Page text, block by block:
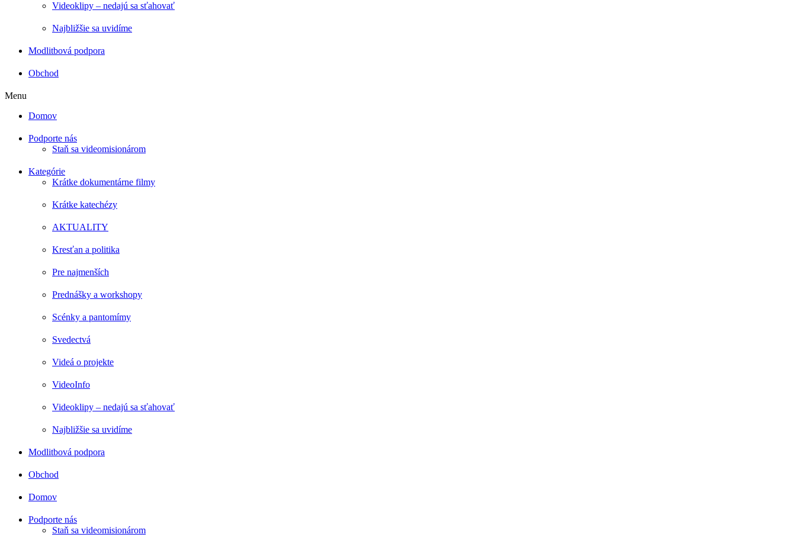
Videoklipy – nedajú sa sťahovať
Najbližšie sa uvidíme
Modlitbová podpora
Obchod
Menu
Domov
Podporte nás
Staň sa videomisionárom
Kategórie
Krátke dokumentárne filmy
Krátke katechézy
AKTUALITY
Kresťan a politika
Pre najmenších
Prednášky a workshopy
Scénky a pantomímy
Svedectvá
Videá o projekte
VideoInfo
Videoklipy – nedajú sa sťahovať
Najbližšie sa uvidíme
Modlitbová podpora
Obchod
Domov
Podporte nás
Staň sa videomisionárom